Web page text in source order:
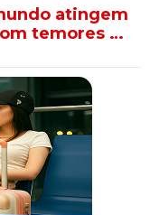
atingem
temores …